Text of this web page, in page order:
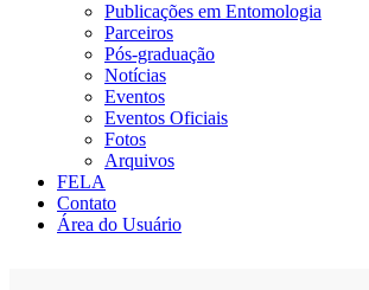
Publicações em Entomologia
Parceiros
Pós-graduação
Notícias
Eventos
Eventos Oficiais
Fotos
Arquivos
FELA
Contato
Área do Usuário